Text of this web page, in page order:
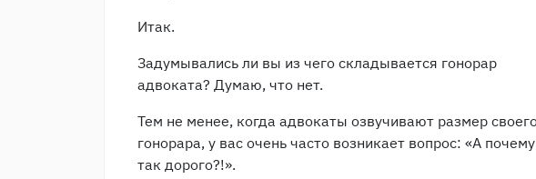
Итак.
Задумывались ли вы из чего складывается гонорар
адвоката? Думаю, что нет.
Тем не менее, когда адвокаты озвучивают размер
гонорара, у вас очень часто возникает вопрос: «А почему
так дорого?!».